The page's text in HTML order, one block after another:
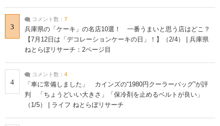
3
コメント数： 7
兵庫県の「ケーキ」の名店10選！ 一番うまいと思う店はどこ？
【7月12日は「デコレーションケーキの日」！】（2/4） | 兵庫県
ねとらぼリサーチ：2ページ目
4
コメント数： 4
「車に常備しました」 カインズの“1980円クーラーバッグ”が評
判 「ちょうどいい大きさ」「保冷剤を止めるベルトが良い」
（1/5） | ライフ ねとらぼリサーチ